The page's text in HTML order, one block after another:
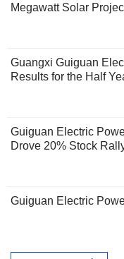
Megawatt Solar
Guangxi Guiguan
Results for the Half
Guiguan Electric
Drove 20% Stock
Guiguan Electric